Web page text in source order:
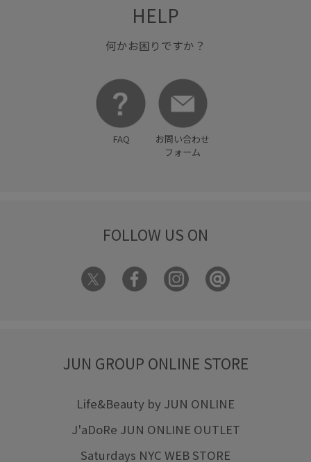
HELP
何かお困りですか？
FAQ
お問い合わせ
フォーム
FOLLOW US ON
JUN GROUP ONLINE STORE
Life&Beauty by JUN ONLINE
J'aDoRe JUN ONLINE OUTLET
Saturdays NYC WEB STORE